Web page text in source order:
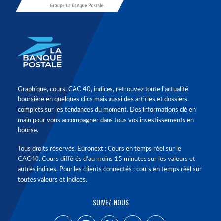
Graphique, cours, CAC 40, indices, retrouvez toute l'actualité
boursière en quelques clics mais aussi des articles et dossiers
complets sur les tendances du moment. Des informations clé en
main pour vous accompagner dans tous vos investissements en
bourse.
Tous droits réservés. Euronext : Cours en temps réel sur le
CAC40. Cours différés d'au moins 15 minutes sur les valeurs et
autres indices. Pour les clients connectés : cours en temps réel sur
toutes valeurs et indices.
SUIVEZ-NOUS